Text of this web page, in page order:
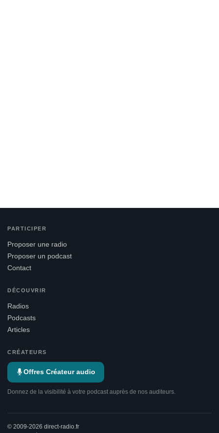
PARTICIPER
Proposer une radio
Proposer un podcast
Contact
DÉCOUVRIR
Radios
Podcasts
Articles
CRÉATEURS
Offres Créateur audio
Donnez de la visibilité à votre podcast auprès de nos auditeurs.
© 2009-2026 direct-radio.fr